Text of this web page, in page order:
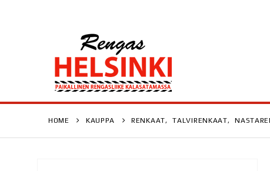
HOME KAUPPA RENKAAT, TALVIRENKAAT,